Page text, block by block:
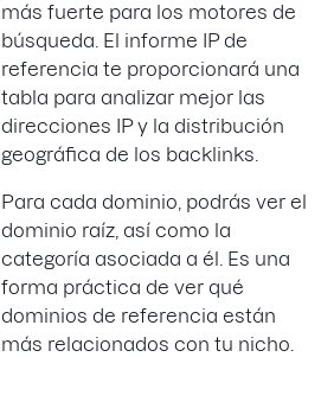
más fuerte para los motores de
búsqueda. El informe IP de
referencia te proporcionará una
tabla para analizar mejor las
direcciones IP y la distribución
geográfica de los backlinks.
Para cada dominio, podrás ver el
dominio raíz, así como la
categoría asociada a él. Es una
forma práctica de ver qué
dominios de referencia están
más relacionados con tu nicho.